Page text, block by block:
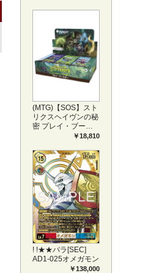
(MTG)【SOS】スト
リクスヘイヴンの秘
密 プレイ・ブース
ター1BOX日本語版
￥18,810
! !★★パラ[SEC]
AD1-025オメガモン
￥138,000